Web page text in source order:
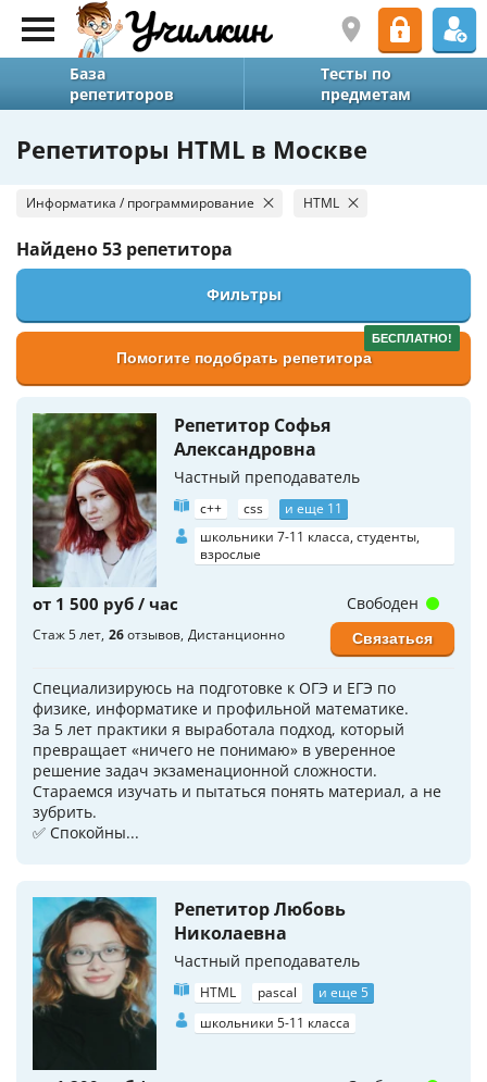
База
репетиторов
Тесты по
предметам
Репетиторы HTML в Москве
Информатика / программирование HTML
Найдено53 репетитора
Фильтры
БЕСПЛАТНО!
Помогите подобрать репетитора
Репетитор Софья
Александровна
Частный преподаватель
c++ css
и еще 11
школьники 7-11 класса, студенты,
взрослые
от 1 500 руб / час
Стаж 5 лет 26отзывов Дистанционно
Специализируюсь на подготовке к ОГЭ и ЕГЭ по
физике, информатике и профильной математике.
За 5 лет практики я выработала подход, который
превращает «ничего не понимаю» в уверенное
решение задач экзаменационной сложности.
Стараемся изучать и пытаться понять материал, а не
зубрить.
✅ Спокойны...
Свободен
Связаться
Репетитор Любовь
Николаевна
Частный преподаватель
HTML pascal
и еще 5
школьники 5-11 класса